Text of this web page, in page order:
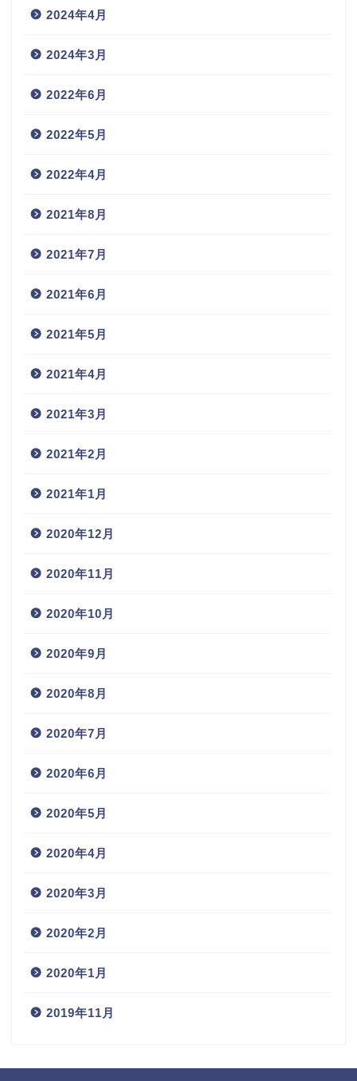
2024年4月
2024年3月
2022年6月
2022年5月
2022年4月
2021年8月
2021年7月
2021年6月
2021年5月
2021年4月
2021年3月
2021年2月
2021年1月
2020年12月
2020年11月
2020年10月
2020年9月
2020年8月
2020年7月
2020年6月
2020年5月
2020年4月
2020年3月
2020年2月
2020年1月
2019年11月